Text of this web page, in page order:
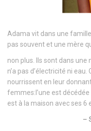
Adama vit dans une
pas souvent et une mère
non plus. Ils sont dans
n’a pas d’électricité ni
nourrissent en leur
femmes:l’une est
est à la maison avec ses
–